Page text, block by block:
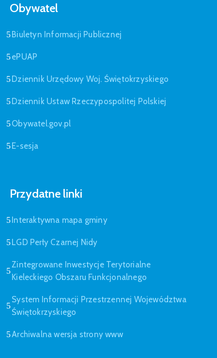
Obywatel
Biuletyn Informacji Publicznej
ePUAP
Dziennik Urzędowy Woj. Świętokrzyskiego
Dziennik Ustaw Rzeczypospolitej Polskiej
Obywatel.gov.pl
E-sesja
Przydatne linki
Interaktywna mapa gminy
LGD Perły Czarnej Nidy
Zintegrowane Inwestycje Terytorialne
Kieleckiego Obszaru Funkcjonalnego
System Informacji Przestrzennej Województwa
Świętokrzyskiego
Archiwalna wersja strony www